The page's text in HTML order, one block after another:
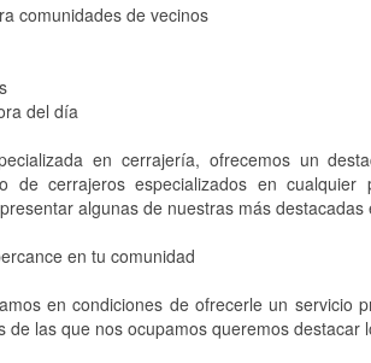
comunidades de vecinos
del día
en cerrajería, ofrecemos un
de cerrajeros especializados en
algunas de nuestras más
en tu comunidad
en condiciones de ofrecerle un servicio
de las que nos ocupamos queremos destacar